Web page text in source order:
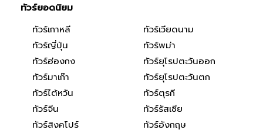
ทัวร์ยอดนิยม
ทัวร์เกาหลี
ทัวร์ญี่ปุ่น
ทัวร์ฮ่องกง
ทัวร์มาเก๊า
ทัวร์ไต้หวัน
ทัวร์จีน
ทัวร์สิงคโปร์
ทัวร์เวียดนาม
ทัวร์พม่า
ทัวร์ยุโรปตะวันออก
ทัวร์ยุโรปตะวันตก
ทัวร์ตุรกี
ทัวร์รัสเซีย
ทัวร์อังกฤษ